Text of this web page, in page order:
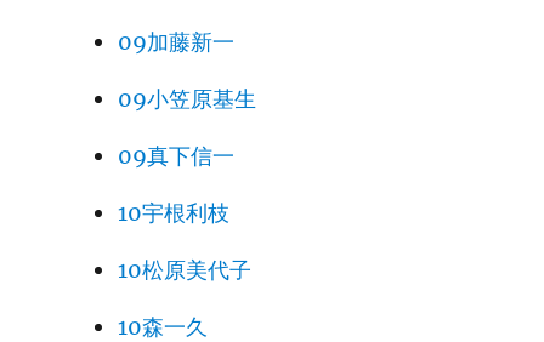
09加藤新一
09小笠原基生
09真下信一
10宇根利枝
10松原美代子
10森一久